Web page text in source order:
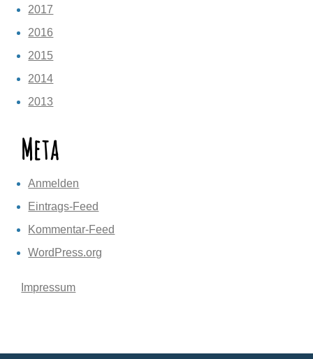
2017
2016
2015
2014
2013
Meta
Anmelden
Eintrags-Feed
Kommentar-Feed
WordPress.org
Impressum